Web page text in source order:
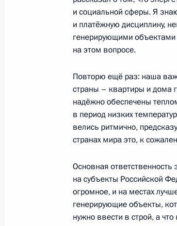
13 октября 2021 года, 09:00
«Российская
с главами спецслужб
12 октября 2021 года, 15:00
6 октября 2021 года, 15:00
Коллективу АО «КОНАР»
и социальной сферы. Я
и платёжную дисциплину,
генерирующими объектами
на этом вопросе.
Повторю ещё раз: наша
страны – квартиры и
надёжно обеспечены
в период низких
велись ритмично,
странах мира это, к
Основная
на субъекты Российской
огромное, и на местах
генерирующие объекты,
нужно ввести в строй, а